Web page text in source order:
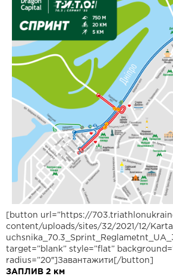
[button url=”https://
content/uploads/sites/32/2021/12/
target=”blank” style=”flat”
radius=”20″]Завантажити[/button]
ЗАПЛИВ 2 км